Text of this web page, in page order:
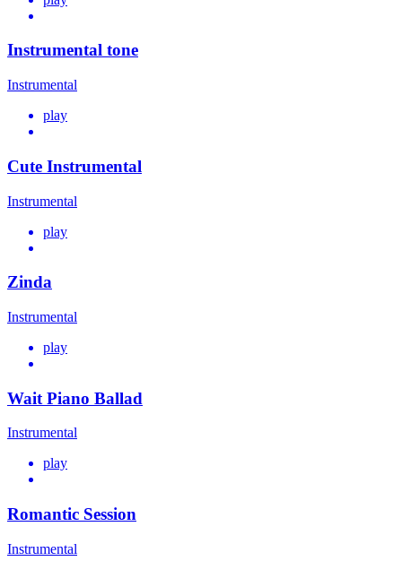
Instrumental tone
Instrumental
play
Cute Instrumental
Instrumental
play
Zinda
Instrumental
play
Wait Piano Ballad
Instrumental
play
Romantic Session
Instrumental